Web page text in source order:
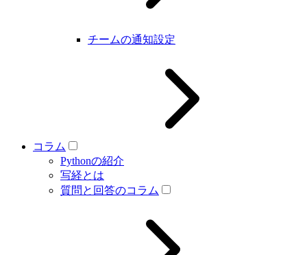
チームの通知設定
コラム
Pythonの紹介
写経とは
質問と回答のコラム